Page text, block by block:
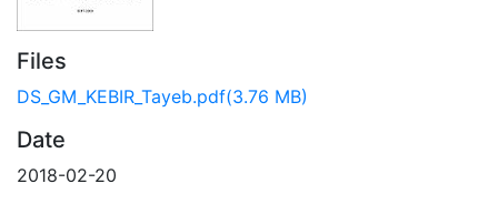
Files
DS_GM_KEBIR_Tayeb.pdf(3.76 MB)
Date
2018-02-20